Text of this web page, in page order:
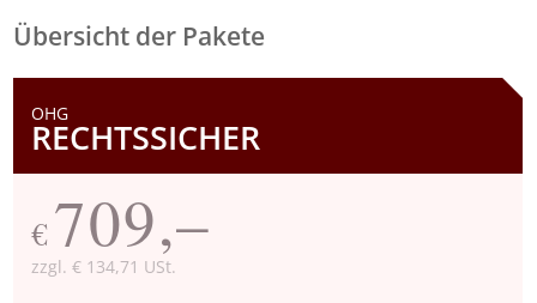
Übersicht der Pakete
OHG
RECHTSSICHER
€ 709,–
zzgl. € 134,71 USt.